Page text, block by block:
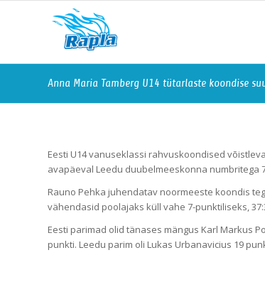
Anna Maria Tamberg U14 tütarlaste koondise
Eesti U14 vanuseklassi rahvuskoondised
avapäeval Leedu duubelmeeskonna numbritega
Rauno Pehka juhendatav noormeeste koondis
vähendasid poolajaks küll vahe 7-punktiliseks,
Eesti parimad olid tänases mängus Karl Markus
punkti. Leedu parim oli Lukas Urbanavicius 19